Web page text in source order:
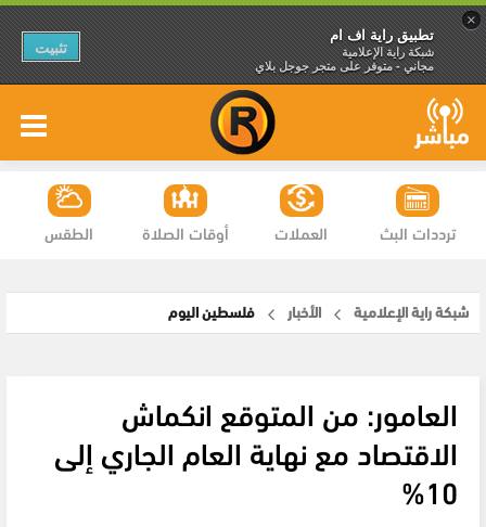
×
تطبيق راية اف ام
شبكة راية الإعلامية
مجاني - متوفر على متجر جوجل بلاي
تثبيت
الطقس أوقات الصلاة العملات ترددات البث
شبكة راية الإعلامية الأخبار فلسطين اليوم
العامور: من المتوقع انكماش
الاقتصاد مع نهاية العام الجاري إلى
10%